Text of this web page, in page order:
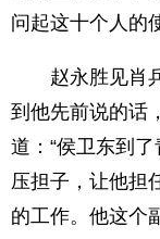
问起这十个人的
赵永胜见肖兵
到他先前说的话
道：“侯卫东到
压担子，让他担
的工作。他这个